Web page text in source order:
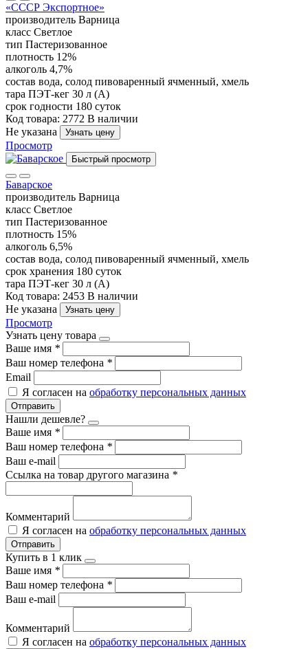
«СССР Экспортное»
производитель Варница
класс Светлое
тип Пастеризованное
плотность 12%
алкоголь 4,7%
состав вода, солод пивоваренный ячменный, хмель
тара ПЭТ-кег 30 л (А)
срок годности 180 суток
Код товара: 2772 В наличии
Не указана
Узнать цену
Просмотр
Быстрый просмотр
Баварское
производитель Варница
класс Светлое
тип Пастеризованное
плотность 15%
алкоголь 6,5%
состав вода, солод пивоваренный ячменный, хмель
срок хранения 180 суток
тара ПЭТ-кег 30 л (А)
Код товара: 2453 В наличии
Не указана
Узнать цену
Просмотр
Узнать цену товара
Ваше имя *
Ваш номер телефона *
Email
Я согласен на обработку персональных данных
Отправить
Нашли дешевле?
Ваше имя *
Ваш номер телефона *
Ваш e-mail
Ссылка на товар другого магазина *
Комментарий
Я согласен на обработку персональных данных
Отправить
Купить в 1 клик
Ваше имя *
Ваш номер телефона *
Ваш e-mail
Комментарий
Я согласен на обработку персональных данных